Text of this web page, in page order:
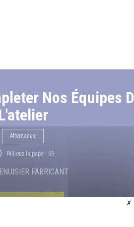
Nos Équipes
Alternance
Rillieux la pape - 69
FABRICANT